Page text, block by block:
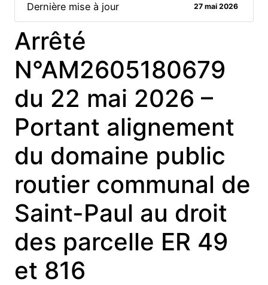
Dernière mise à jour 27 mai 2026
Arrêté
N°AM2605180679
du 22 mai 2026 –
Portant alignement
du domaine public
routier communal de
Saint-Paul au droit
des parcelle ER 49
et 816